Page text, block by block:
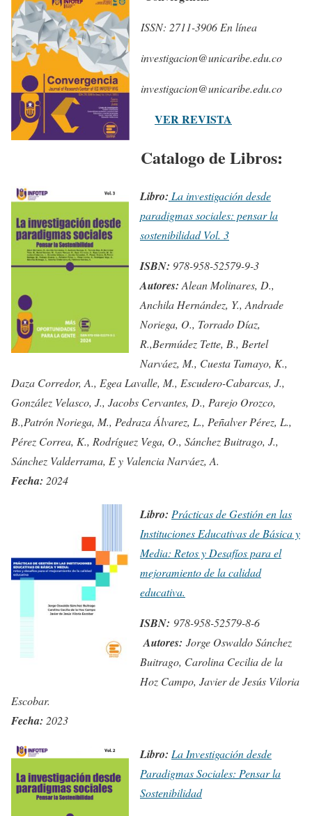
ISSN: 2711-3906 En línea
investigacion@unicaribe.edu.co
investigacion@unicaribe.edu.co
VER REVISTA
Catalogo de Libros:
Libro: La investigación desde
paradigmas sociales: pensar la
sostenibilidad Vol. 3
ISBN: 978-958-52579-9-3
Autores:Alean Molinares, D.,
Anchila Hernández, Y., Andrade
Noriega, O., Torrado Díaz,
R.,Bermúdez Tette, B., Bertel
Narváez, M., Cuesta Tamayo, K.,
Daza Corredor, A., Egea Lavalle, M., Escudero-Cabarcas, J.,
González Velasco, J., Jacobs Cervantes, D., Parejo Orozco,
B.,Patrón Noriega, M., Pedraza Álvarez, L., Peñalver Pérez, L.,
Pérez Correa, K., Rodríguez Vega, O., Sánchez Buitrago, J.,
Sánchez Valderrama, E y Valencia Narváez, A.
Fecha: 2024
Libro: Prácticas de Gestión en las
Instituciones Educativas de Básica y
Media: Retos y Desafíos para el
mejoramiento de la calidad
educativa.
ISBN: 978-958-52579-8-6
Autores: Jorge Oswaldo Sánchez
Buitrago, Carolina Cecilia de la
Hoz Campo, Javier de Jesús Viloria
Escobar.
Fecha: 2023
Libro: La Investigación desde
Paradigmas Sociales: Pensar la
Sostenibilidad